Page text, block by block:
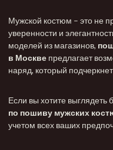
Мужской костюм – это не
уверенности и
моделей из магазинов,
в Москве предлагает
наряд, который
Если вы хотите
по пошиву мужских
учетом всех ваших